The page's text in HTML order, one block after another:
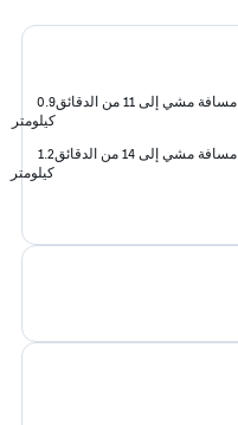
مسافة مشي إلى 11 من الدقائق
0.9
كيلومتر
مسافة مشي إلى 14 من الدقائق
1.2
كيلومتر